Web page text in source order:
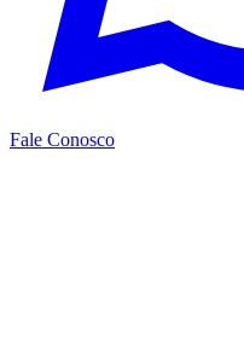
Fale Conosco